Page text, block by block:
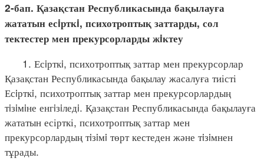
2-бап. Қазақстан Республикасында бақылауға
жататын есiрткi, психотроптық заттарды, сол
тектестер мен прекурсорларды жiктеу
1. Есiрткi, психотроптық заттар мен прекурсорлар
Қазақстан Республикасында бақылау жасалуға тиісті
Есiрткi, психотроптық заттар мен прекурсорлардың
тiзiмiне енгiзiледi. Қазақстан Республикасында бақылауға
жататын есірткі, психотроптық заттар мен
прекурсорлардың тiзiмi төрт кестеден және тiзiмнен
тұрады.